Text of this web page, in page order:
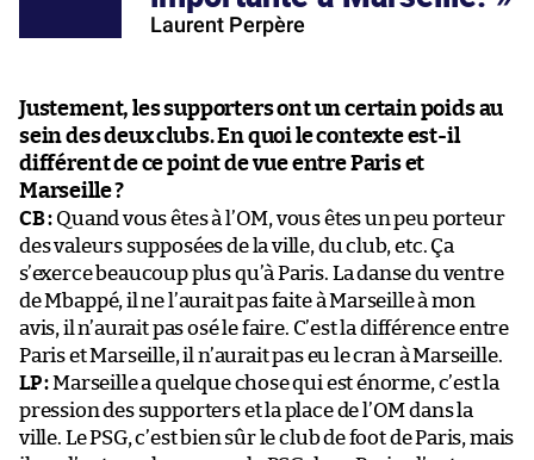
Laurent Perpère
Justement, les supporters ont un certain poids au
sein des deux clubs. En quoi le contexte est-il
différent de ce point de vue entre Paris et
Marseille ?
CB : Quand vous êtes à l’OM, vous êtes un peu porteur
des valeurs supposées de la ville, du club, etc. Ça
s’exerce beaucoup plus qu’à Paris. La danse du ventre
de Mbappé, il ne l’aurait pas faite à Marseille à mon
avis, il n’aurait pas osé le faire. C’est la différence entre
Paris et Marseille, il n’aurait pas eu le cran à Marseille.
LP :Marseille a quelque chose qui est énorme, c’est la
pression des supporters et la place de l’OM dans la
ville. Le PSG, c’est bien sûr le club de foot de Paris, mais